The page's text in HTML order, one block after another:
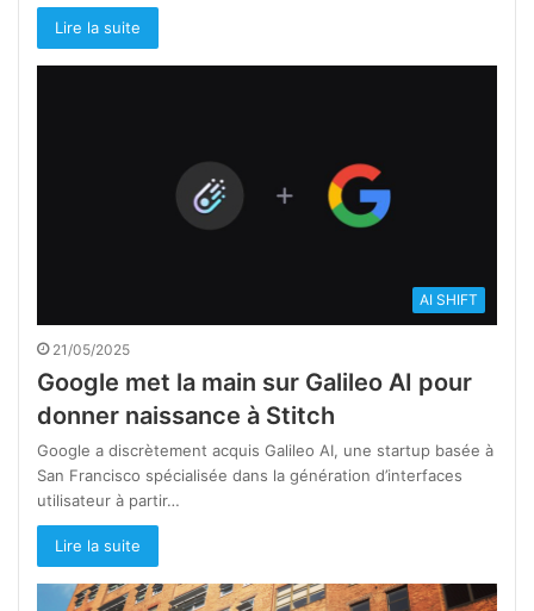
Lire la suite
AI SHIFT
21/05/2025
Google met la main sur Galileo AI pour
donner naissance à Stitch
Google a discrètement acquis Galileo AI, une startup basée à
San Francisco spécialisée dans la génération d’interfaces
utilisateur à partir…
Lire la suite